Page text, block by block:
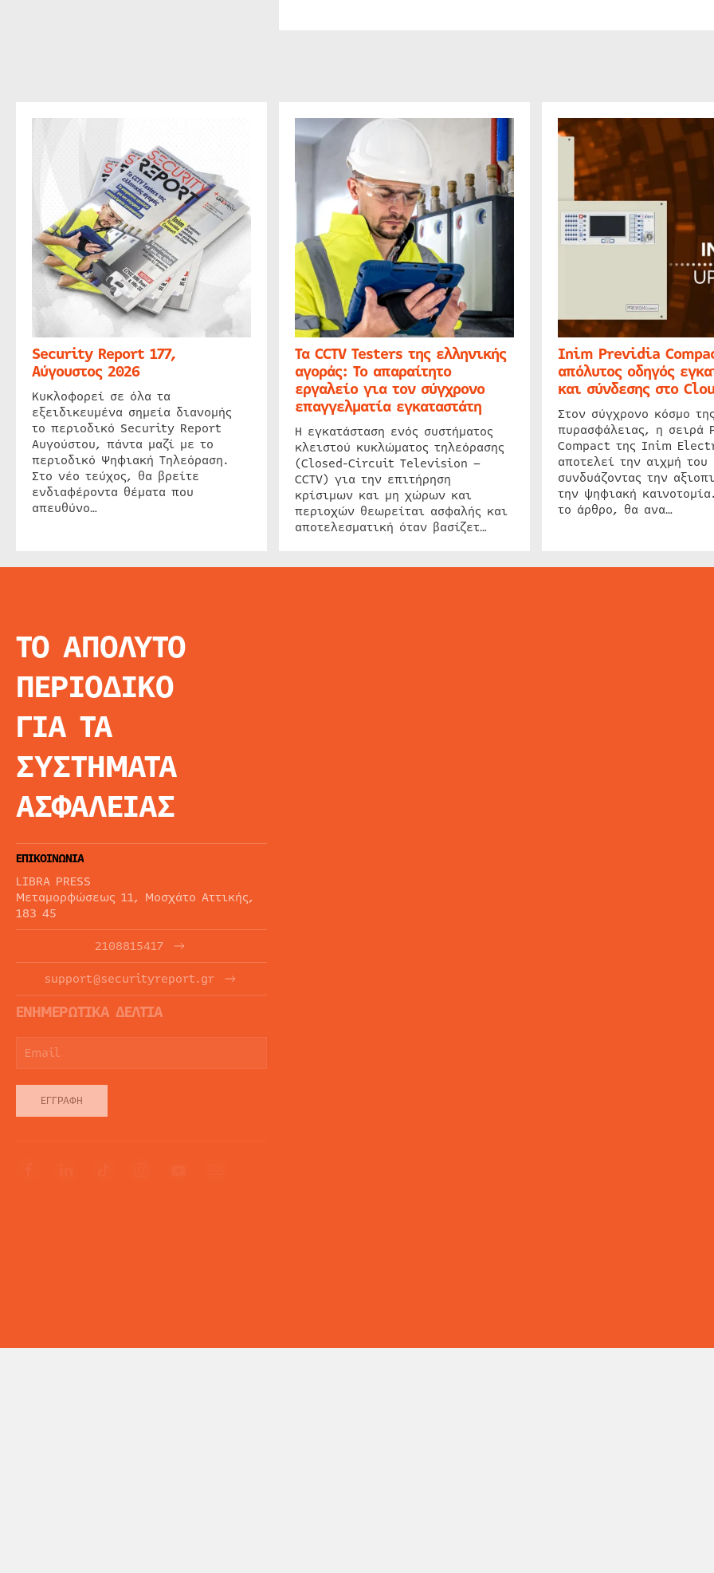
Security Report 177,
Αύγουστος 2026
Κυκλοφορεί σε όλα τα
εξειδικευμένα σημεία διανομής
το περιοδικό Security Report
Αυγούστου, πάντα μαζί με το
περιοδικό Ψηφιακή Τηλεόραση.
Στο νέο τεύχος, θα βρείτε
ενδιαφέροντα θέματα που
απευθύνο…
Τα CCTV Testers της ελληνικής
αγοράς: Το απαραίτητο
εργαλείο για τον σύγχρονο
επαγγελματία εγκαταστάτη
Η εγκατάσταση ενός συστήματος
κλειστού κυκλώματος τηλεόρασης
(Closed-Circuit Television –
CCTV) για την επιτήρηση
κρίσιμων και μη χώρων και
περιοχών θεωρείται ασφαλής και
αποτελεσματική όταν βασίζετ…
Inim Previdia
απόλυτος οδηγός
και σύνδεσης στο
Στον σύγχρονο κόσμο της
πυρασφάλειας, η σειρά
Compact της Inim
αποτελεί την αιχμή του
συνδυάζοντας την
την ψηφιακή
το άρθρο, θα ανα…
ΤΟ ΑΠΟΛΥΤΟ
ΠΕΡΙΟΔΙΚΟ
ΓΙΑ ΤΑ
ΣΥΣΤΗΜΑΤΑ
ΑΣΦΑΛΕΙΑΣ
ΕΠΙΚΟΙΝΩΝΙΑ
LIBRA PRESS
Μεταμορφώσεως 11, Μοσχάτο Αττικής,
183 45
2108815417
support@securityreport.gr
ΕΝΗΜΕΡΩΤΙΚΑ ΔΕΛΤΙΑ
ΕΓΓΡΑΦΉ